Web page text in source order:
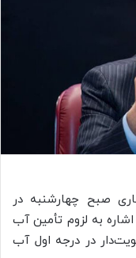
صبح چهارشنبه در
به لزوم تأمین آب
در درجه اول آب